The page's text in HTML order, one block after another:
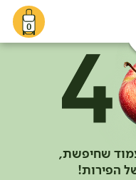
0
שחיפשת,
הפירות!